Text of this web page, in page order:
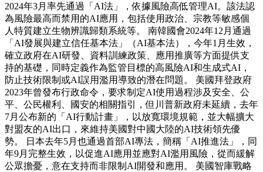
2024年3月率先通過「AI法」，依據風險高低管理AI。該法認
為風險最高而禁用的AI應用，包括使用政治、宗教等敏感個
人特質建立生物辨識歸類系統等。 南韓國會2024年12月通過
「AI發展與建立信任基本法」（AI基本法），今年1月生效，
確立政府在AI研發、資料訓練政策、應用推廣等方面提供支
持的基礎，同時定義作為監管目標的高風險AI和生成式AI，
防止技術限制或AI誤用濫用導致的潛在問題。 美國拜登政府
2023年曾發布行政命令，要求制定AI使用過程涉及安全、公
平、公民權利、國安的相關指引，但川普新政府未延續，去年
7月公布新的「AI行動計畫」，以放寬環境規範，並大幅擴大
對盟友的AI出口，來維持美國對中國大陸的AI技術領先優
勢。 日本去年5月也通過首部AI專法，簡稱「AI推進法」，同
年9月完整生效，以促進AI應用並應對AI濫用風險，從而緩解
公眾擔憂，意在支持而非限制AI開發和應用。 美國智庫戰略